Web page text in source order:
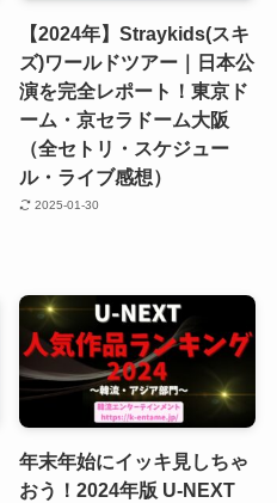
【2024年】Straykids(スキ
ズ)ワールドツアー｜日本公
演を完全レポート！東京ド
ーム・京セラドーム大阪
（全セトリ・スケジュー
ル・ライブ感想）
2025-01-30
年末年始にイッキ見しちゃ
おう！2024年版 U-NEXT